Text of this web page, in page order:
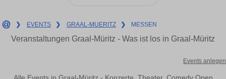
❯ EVENTS ❯ GRAAL-MUERITZ ❯ MESSEN
Veranstaltungen Graal-Müritz - Was ist los in Graal-Müritz
Events anlegen
Alle Events in Graal-Müritz - Konzerte, Theater, Comedy Open